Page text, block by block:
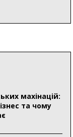
млрд грн
дітей із
махінацій:
та чому